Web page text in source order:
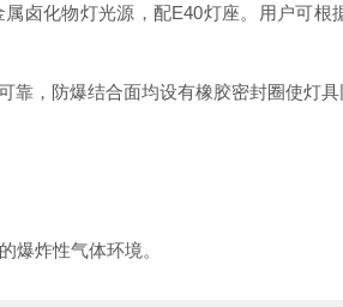
化物灯光源，配E40灯座。用户可根
，防爆结合面均设有橡胶密封圈使灯具
炸性气体环境。